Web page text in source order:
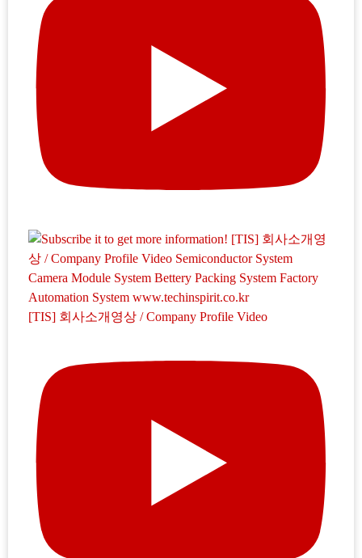
[TIS] 회사소개영상 / Company Profile Video